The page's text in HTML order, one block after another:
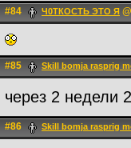
#84 Ч0ТКОСТЬ ЭТО Я
#85 Skill bomja rasprig
через 2 недели
#86 Skill bomja rasprig